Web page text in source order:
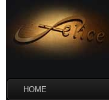
HOME